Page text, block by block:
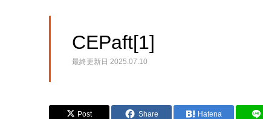
CEPaft[1]
最終更新日 2025.07.10
Post Share Hatena